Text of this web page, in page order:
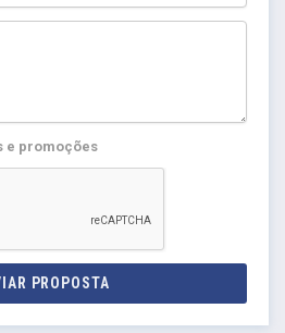
e promoções
PROPOSTA